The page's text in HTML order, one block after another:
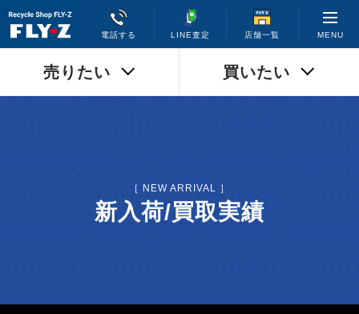
電話する LINE査定 店舗一覧 MENU
売りたい 買いたい
［ NEW ARRIVAL ］
新入荷/買取実績